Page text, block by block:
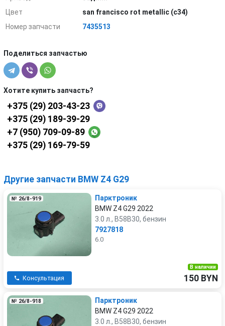
Цвет
san francisco rot metallic (c34)
Номер запчасти
7435513
Поделиться запчастью
Хотите купить запчасть?
+375 (29) 203-43-23
+375 (29) 189-39-29
+7 (950) 709-09-89
+375 (29) 169-79-59
Другие запчасти BMW Z4 G29
№ 26/8-919
Парктроник
BMW Z4 G29 2022
3.0 л., B58B30, бензин
7927818
6.0
Консультация
В наличии
150 BYN
№ 26/8-918
Парктроник
BMW Z4 G29 2022
3.0 л., B58B30, бензин